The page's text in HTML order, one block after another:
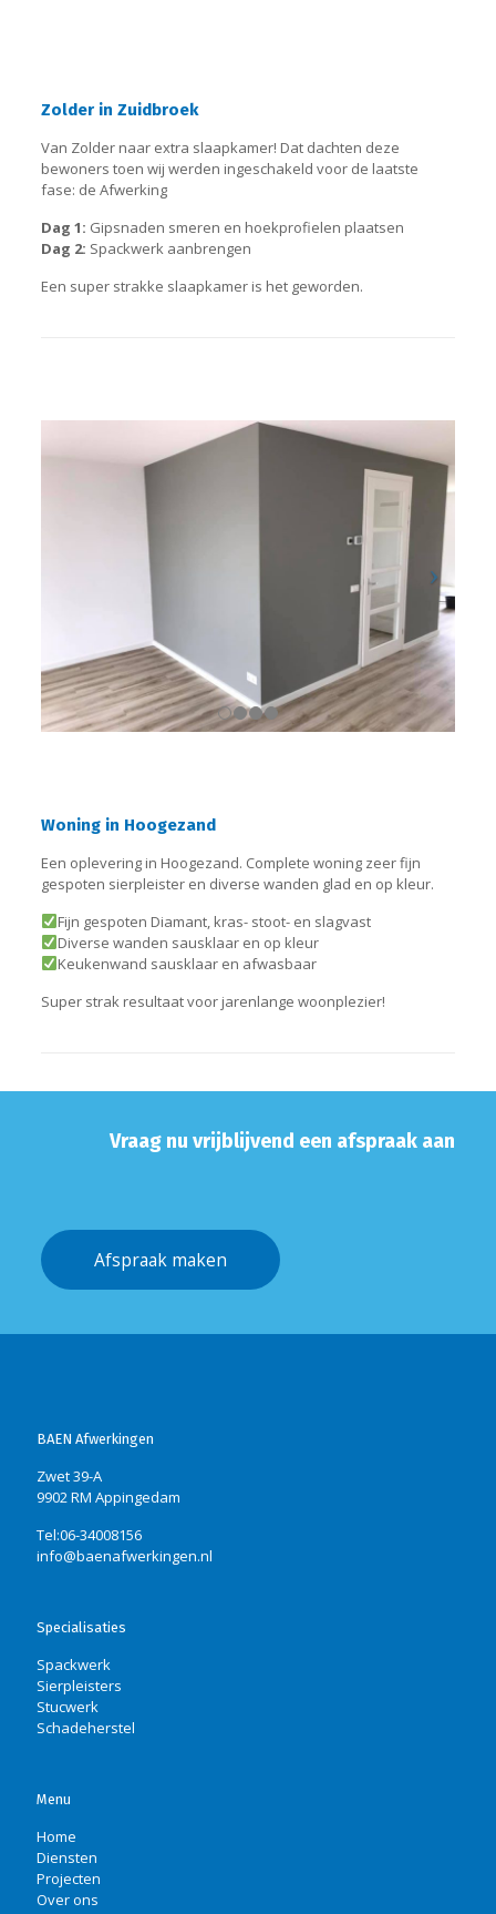
Zolder in Zuidbroek
Van Zolder naar extra slaapkamer! Dat dachten deze
bewoners toen wij werden ingeschakeld voor de laatste
fase: de Afwerking
Dag 1: Gipsnaden smeren en hoekprofielen plaatsen
Dag 2: Spackwerk aanbrengen
Een super strakke slaapkamer is het geworden.
Woning in Hoogezand
Een oplevering in Hoogezand. Complete woning zeer fijn
gespoten sierpleister en diverse wanden glad en op kleur.
Fijn gespoten Diamant, kras- stoot- en slagvast
Diverse wanden sausklaar en op kleur
Keukenwand sausklaar en afwasbaar
Super strak resultaat voor jarenlange woonplezier!
Vraag nu vrijblijvend een afspraak aan
Afspraak maken
BAEN Afwerkingen
Zwet 39-A
9902 RM Appingedam
Tel:06-34008156
info@baenafwerkingen.nl
Specialisaties
Spackwerk
Sierpleisters
Stucwerk
Schadeherstel
Menu
Home
Diensten
Projecten
Over ons